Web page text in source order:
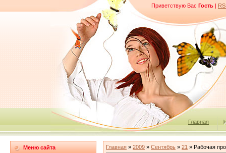
Приветствую Вас Гость |
Главная
Меню сайта Главная » 2009 » Сентябрь » 21 » Рабочая